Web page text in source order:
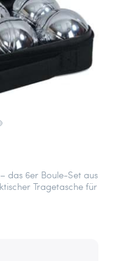
das 6er Boule-Set aus
Tragetasche für